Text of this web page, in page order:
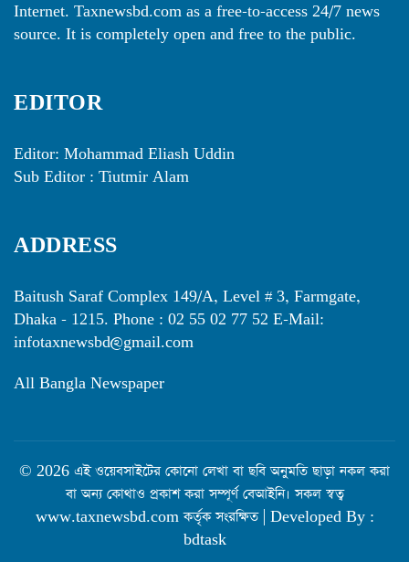
Internet. Taxnewsbd.com as a free-to-access 24/7 news
source. It is completely open and free to the public.
EDITOR
Editor: Mohammad Eliash Uddin
Sub Editor : Tiutmir Alam
ADDRESS
Baitush Saraf Complex 149/A, Level # 3, Farmgate,
Dhaka - 1215. Phone : 02 55 02 77 52 E-Mail:
infotaxnewsbd@gmail.com
All Bangla Newspaper
© 2026 এই ওয়েবসাইটের কোনো লেখা বা ছবি অনুমতি ছাড়া নকল করা
বা অন্য কোথাও প্রকাশ করা সম্পূর্ণ বেআইনি। সকল স্বত্ব
www.taxnewsbd.com কর্তৃক সংরক্ষিত | Developed By :
bdtask